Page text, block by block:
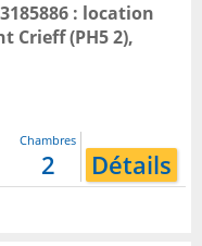
: location
Crieff(PH5 2),
Chambres
2 Détails